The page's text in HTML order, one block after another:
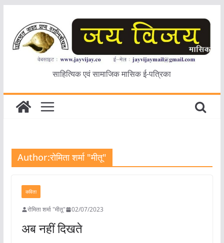
content
साहित्यिक एवं सामाजिक मासिक ई-पत्रिका
Author:रोमिता शर्मा "मीतू"
कविता
रोमिता शर्मा "मीतू" 02/07/2023
अब नहीं दिखते